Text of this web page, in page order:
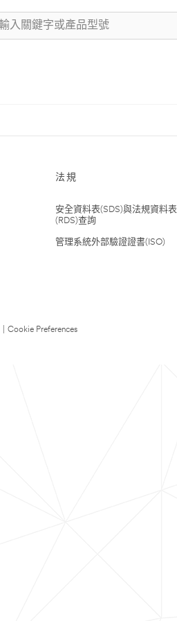
法規
安全資料表(SDS)與法規資料表
(RDS)查詢
管理系統外部驗證證書(ISO)
Cookie Preferences